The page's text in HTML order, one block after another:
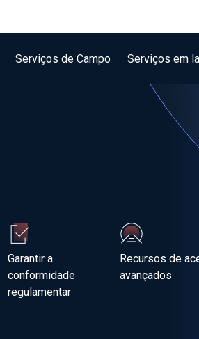
Serviços de Campo Serviços em
Garantir a
conformidade
regulamentar
Recursos de
avançados